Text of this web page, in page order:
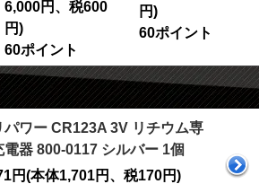
6,000円、税600
円)
60ポイント
円)
60ポイント
パワー CR123A 3V リチウム専
電器 800-0117 シルバー 1個
円(本体1,701円、税170円)